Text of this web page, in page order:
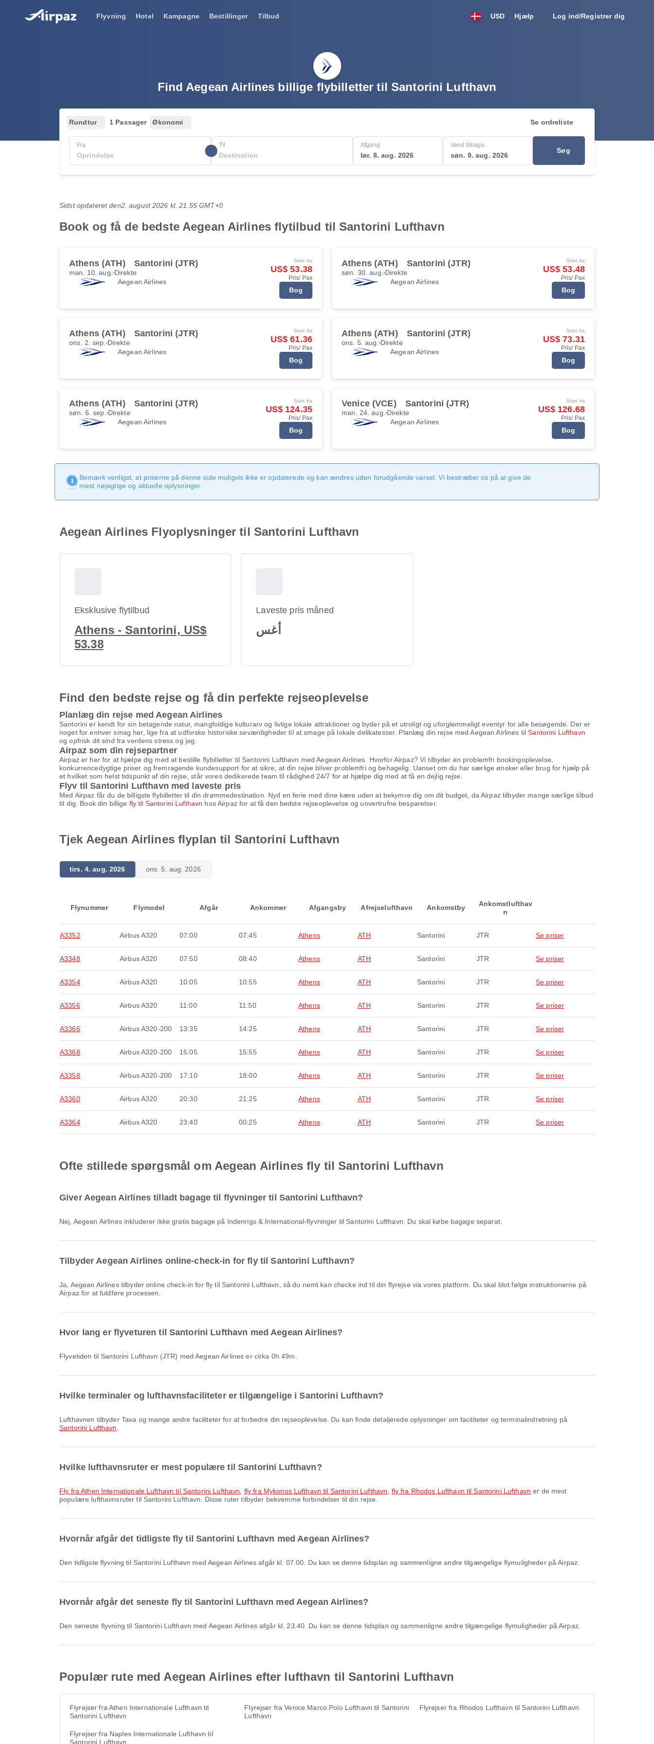
Flyvning Hotel Kampagne Bestillinger Tilbud USD Hjælp Log ind/Registrer dig
Find Aegean Airlines billige flybilletter til Santorini Lufthavn
Rundtur 1 Passager Økonomi Se ordreliste
Fra Til Afgang
lør. 8. aug. 2026
Vend tilbage
søn. 9. aug. 2026
Søg
Sidst opdateret den2. august 2026 kl. 21.55 GMT+0
Book og få de bedste Aegean Airlines flytilbud til Santorini Lufthavn
Athens (ATH) Santorini (JTR)
man. 10. aug. Direkte
Aegean Airlines
Start fra
US$ 53.38
Pris/ Pax
Bog
Athens (ATH) Santorini (JTR)
søn. 30. aug. Direkte
Aegean Airlines
Start fra
US$ 53.48
Pris/ Pax
Bog
Athens (ATH) Santorini (JTR)
ons. 2. sep. Direkte
Aegean Airlines
Start fra
US$ 61.36
Pris/ Pax
Bog
Athens (ATH) Santorini (JTR)
ons. 5. aug. Direkte
Aegean Airlines
Start fra
US$ 73.31
Pris/ Pax
Bog
Athens (ATH) Santorini (JTR)
søn. 6. sep. Direkte
Aegean Airlines
Start fra
US$ 124.35
Pris/ Pax
Bog
Venice (VCE) Santorini (JTR)
man. 24. aug. Direkte
Aegean Airlines
Start fra
US$ 126.68
Pris/ Pax
Bog
Bemærk venligst, at priserne på denne side muligvis ikke er opdaterede og kan ændres uden forudgående varsel. Vi bestræber os på at give de
mest nøjagtige og aktuelle oplysninger.
Aegean Airlines Flyoplysninger til Santorini Lufthavn
Eksklusive flytilbud
Athens - Santorini, US$
53.38
Laveste pris måned
أغس
Find den bedste rejse og få din perfekte rejseoplevelse
Planlæg din rejse med Aegean Airlines
Santorini er kendt for sin betagende natur, mangfoldige kulturarv og livlige lokale attraktioner og byder på et utroligt og uforglemmeligt eventyr for alle besøgende. Der er
noget for enhver smag her, lige fra at udforske historiske seværdigheder til at smage på lokale delikatesser. Planlæg din rejse med Aegean Airlines tilSantorini Lufthavn
og opfrisk dit sind fra verdens stress og jag.
Airpaz som din rejsepartner
Airpaz er her for at hjælpe dig med at bestille flybilletter til Santorini Lufthavn med Aegean Airlines. Hvorfor Airpaz? Vi tilbyder en problemfri bookingoplevelse,
konkurrencedygtige priser og fremragende kundesupport for at sikre, at din rejse bliver problemfri og behagelig. Uanset om du har særlige ønsker eller brug for hjælp på
et hvilket som helst tidspunkt af din rejse, står vores dedikerede team til rådighed 24/7 for at hjælpe dig med at få en dejlig rejse.
Flyv til Santorini Lufthavn med laveste pris
Med Airpaz får du de billigste flybilletter til din drømmedestination. Nyd en ferie med dine kære uden at bekymre dig om dit budget, da Airpaz tilbyder mange særlige tilbud
til dig. Book din billige fly til Santorini Lufthavn hos Airpaz for at få den bedste rejseoplevelse og uovertrufne besparelser.
Tjek Aegean Airlines flyplan til Santorini Lufthavn
tirs. 4. aug. 2026 ons. 5. aug. 2026
Flynummer Flymodel Afgår Ankommer Afgangsby Afrejselufthavn Ankomstby
Ankomstlufthav
n
A3352 Airbus A320 07:00 07:45 Athens ATH Santorini JTR Se priser
A3348 Airbus A320 07:50 08:40 Athens ATH Santorini JTR Se priser
A3354 Airbus A320 10:05 10:55 Athens ATH Santorini JTR Se priser
A3356 Airbus A320 11:00 11:50 Athens ATH Santorini JTR Se priser
A3366 Airbus A320-200 13:35 14:25 Athens ATH Santorini JTR Se priser
A3368 Airbus A320-200 15:05 15:55 Athens ATH Santorini JTR Se priser
A3358 Airbus A320-200 17:10 18:00 Athens ATH Santorini JTR Se priser
A3360 Airbus A320 20:30 21:25 Athens ATH Santorini JTR Se priser
A3364 Airbus A320 23:40 00:25 Athens ATH Santorini JTR Se priser
Ofte stillede spørgsmål om Aegean Airlines fly til Santorini Lufthavn
Giver Aegean Airlines tilladt bagage til flyvninger til Santorini Lufthavn?
Nej, Aegean Airlines inkluderer ikke gratis bagage på Indenrigs & International-flyvninger til Santorini Lufthavn. Du skal købe bagage separat.
Tilbyder Aegean Airlines online-check-in for fly til Santorini Lufthavn?
Ja, Aegean Airlines tilbyder online check-in for fly til Santorini Lufthavn, så du nemt kan checke ind til din flyrejse via vores platform. Du skal blot følge instruktionerne på
Airpaz for at fuldføre processen.
Hvor lang er flyveturen til Santorini Lufthavn med Aegean Airlines?
Flyvetiden til Santorini Lufthavn (JTR) med Aegean Airlines er cirka 0h 49m.
Hvilke terminaler og lufthavnsfaciliteter er tilgængelige i Santorini Lufthavn?
Lufthavnen tilbyder Taxa og mange andre faciliteter for at forbedre din rejseoplevelse. Du kan finde detaljerede oplysninger om faciliteter og terminalindretning på
Santorini Lufthavn
Hvilke lufthavnsruter er mest populære til Santorini Lufthavn?
fly fra Athen Internationale Lufthavn til Santorini Lufthavn fly fra Mykonos Lufthavn til Santorini Lufthavn fly fra Rhodos Lufthavn til Santorini Lufthavn er de mest
populære lufthavnsruter til Santorini Lufthavn. Disse ruter tilbyder bekvemme forbindelser til din rejse.
Hvornår afgår det tidligste fly til Santorini Lufthavn med Aegean Airlines?
Den tidligste flyvning til Santorini Lufthavn med Aegean Airlines afgår kl. 07.00. Du kan se denne tidsplan og sammenligne andre tilgængelige flymuligheder på Airpaz.
Hvornår afgår det seneste fly til Santorini Lufthavn med Aegean Airlines?
Den seneste flyvning til Santorini Lufthavn med Aegean Airlines afgår kl. 23.40. Du kan se denne tidsplan og sammenligne andre tilgængelige flymuligheder på Airpaz.
Populær rute med Aegean Airlines efter lufthavn til Santorini Lufthavn
Flyrejser fra Athen Internationale Lufthavn til
Santorini Lufthavn
Flyrejser fra Venice Marco Polo Lufthavn til Santorini
Lufthavn
Flyrejser fra Rhodos Lufthavn til Santorini Lufthavn
Flyrejser fra Naples Internationale Lufthavn til
Santorini Lufthavn